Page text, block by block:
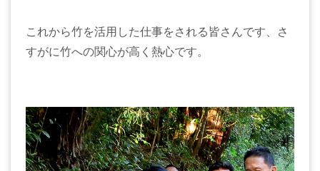
これから竹を活用した仕事をされる皆さんです、さ
すがに竹への関心が高く熱心です。